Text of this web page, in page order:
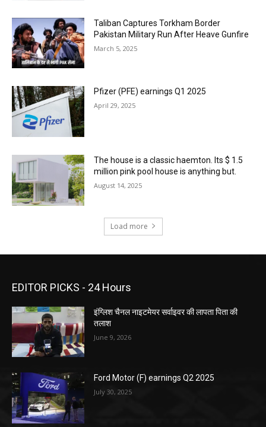
Taliban Captures Torkham Border
Pakistan Military Run After Heave Gunfire
March 5, 2025
Pfizer (PFE) earnings Q1 2025
April 29, 2025
The house is a classic haemton. Its $ 1.5
million pink pool house is anything but.
August 14, 2025
Load more
EDITOR PICKS - 24 Hours
इंग्लिश चैनल नाइटमेयर सर्वाइवर की लापता पिता की
तलाश
June 9, 2026
Ford Motor (F) earnings Q2 2025
July 30, 2025